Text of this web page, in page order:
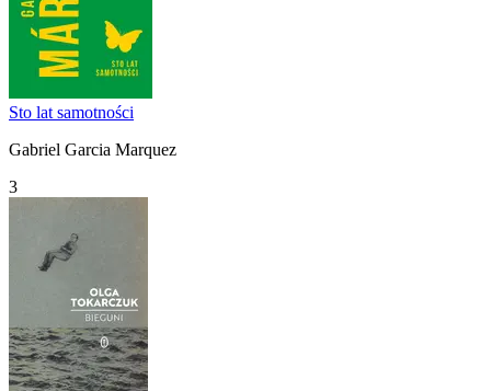
Sto lat samotności
Gabriel Garcia Marquez
3